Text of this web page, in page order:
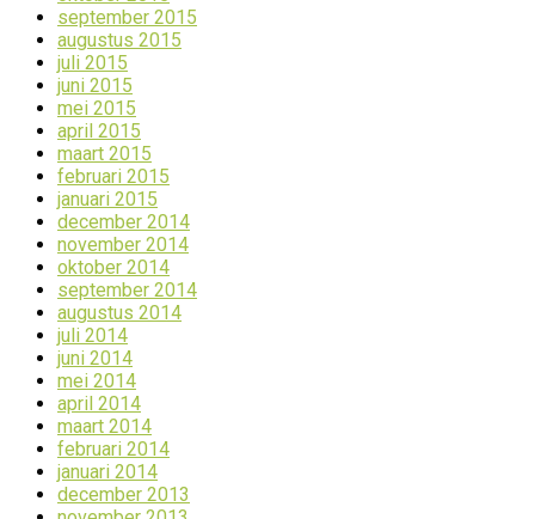
september 2015
augustus 2015
juli 2015
juni 2015
mei 2015
april 2015
maart 2015
februari 2015
januari 2015
december 2014
november 2014
oktober 2014
september 2014
augustus 2014
juli 2014
juni 2014
mei 2014
april 2014
maart 2014
februari 2014
januari 2014
december 2013